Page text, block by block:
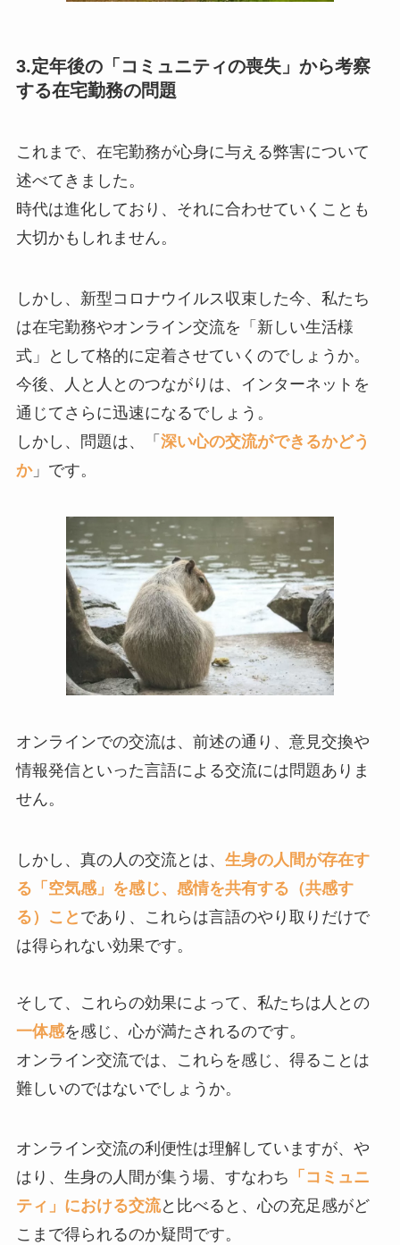
3.定年後の「コミュニティの喪失」から考察
する在宅勤務の問題
これまで、在宅勤務が心身に与える弊害について
述べてきました。
時代は進化しており、それに合わせていくことも
大切かもしれません。
しかし、新型コロナウイルス収束した今、私たち
は在宅勤務やオンライン交流を「新しい生活様
式」として格的に定着させていくのでしょうか。
今後、人と人とのつながりは、インターネットを
通じてさらに迅速になるでしょう。
しかし、問題は、「 深い心の交流ができるかどう
か」です。
オンラインでの交流は、前述の通り、意見交換や
情報発信といった言語による交流には問題ありま
せん。
しかし、真の人の交流とは、 生身の人間が存在す
る「空気感」を感じ、感情を共有する（共感す
る）こと であり、これらは言語のやり取りだけで
は得られない効果です。
そして、これらの効果によって、私たちは人との
一体感を感じ、心が満たされるのです。
オンライン交流では、これらを感じ、得ることは
難しいのではないでしょうか。
オンライン交流の利便性は理解していますが、や
はり、生身の人間が集う場、すなわち 「コミュニ
ティ」における交流と比べると、心の充足感がど
こまで得られるのか疑問です。